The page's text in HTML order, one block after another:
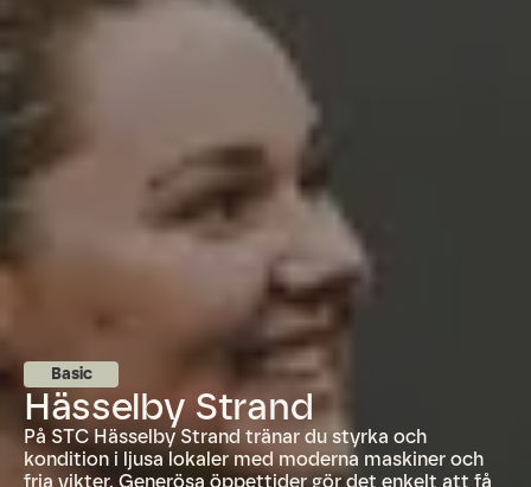
Basic
Hässelby Strand
På STC Hässelby Strand tränar du styrka och
kondition i ljusa lokaler med moderna maskiner och
fria vikter. Generösa öppettider gör det enkelt att få